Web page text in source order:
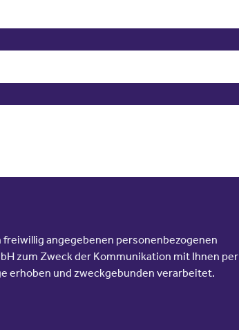
angegebenen personenbezogenen
zum Zweck der Kommunikation mit Ihnen per
erhoben und zweckgebunden verarbeitet.